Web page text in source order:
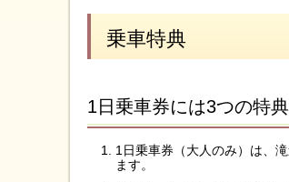
乗車特典
1日乗車券には3つの特
1日乗車券（大人のみ）は、
ます。